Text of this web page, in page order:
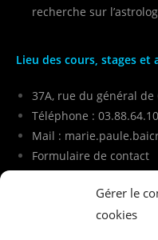
Gérer le
cookies
recherche sur
Lieu des cours, stages et
37A, rue du général de
Téléphone :
Mail :
Formulaire de contact